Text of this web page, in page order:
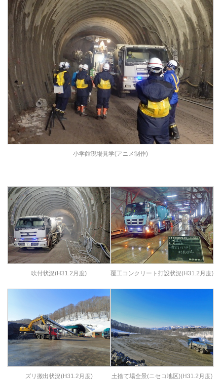
小学館現場見学(アニメ制作)
吹付状況(H31.2月度) 覆工コンクリート打設状況(H31.2月度)
ズリ搬出状況(H31.2月度) 土捨て場全景(ニセコ地区)(H31.2月度)